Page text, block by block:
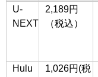
U-
NEXT
2,189円
（税込）
Hulu
1,026円(税